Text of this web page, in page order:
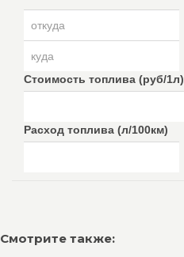
Стоимость топлива (руб/1л)
Расход топлива (л/100км)
Смотрите также: